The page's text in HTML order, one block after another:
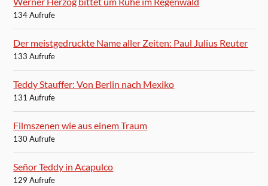
134 Aufrufe
Der meistgedruckte Name aller Zeiten: Paul Julius Reuter
133 Aufrufe
Teddy Stauffer: Von Berlin nach Mexiko
131 Aufrufe
Filmszenen wie aus einem Traum
130 Aufrufe
Señor Teddy in Acapulco
129 Aufrufe